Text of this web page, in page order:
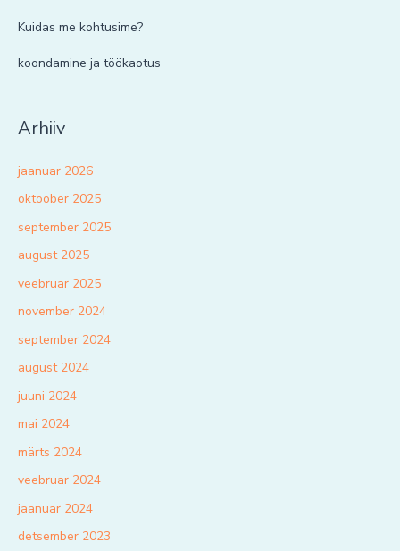
Kuidas me kohtusime?
koondamine ja töökaotus
Arhiiv
jaanuar 2026
oktoober 2025
september 2025
august 2025
veebruar 2025
november 2024
september 2024
august 2024
juuni 2024
mai 2024
märts 2024
veebruar 2024
jaanuar 2024
detsember 2023